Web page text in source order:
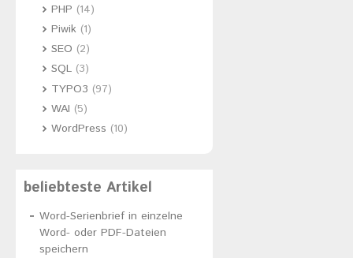
PHP (14)
Piwik(1)
SEO (2)
SQL(3)
TYPO3 (97)
WAI (5)
WordPress (10)
beliebteste Artikel
Word-Serienbrief in einzelne
Word- oder PDF-Dateien
speichern